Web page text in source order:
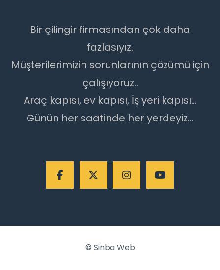
Bir çilingir firmasından çok daha
fazlasıyız.
Müşterilerimizin sorunlarının çözümü için
çalışıyoruz..
Araç kapısı, ev kapısı, İş yeri kapısı...
Günün her saatinde her yerdeyiz...
© Sinba Web